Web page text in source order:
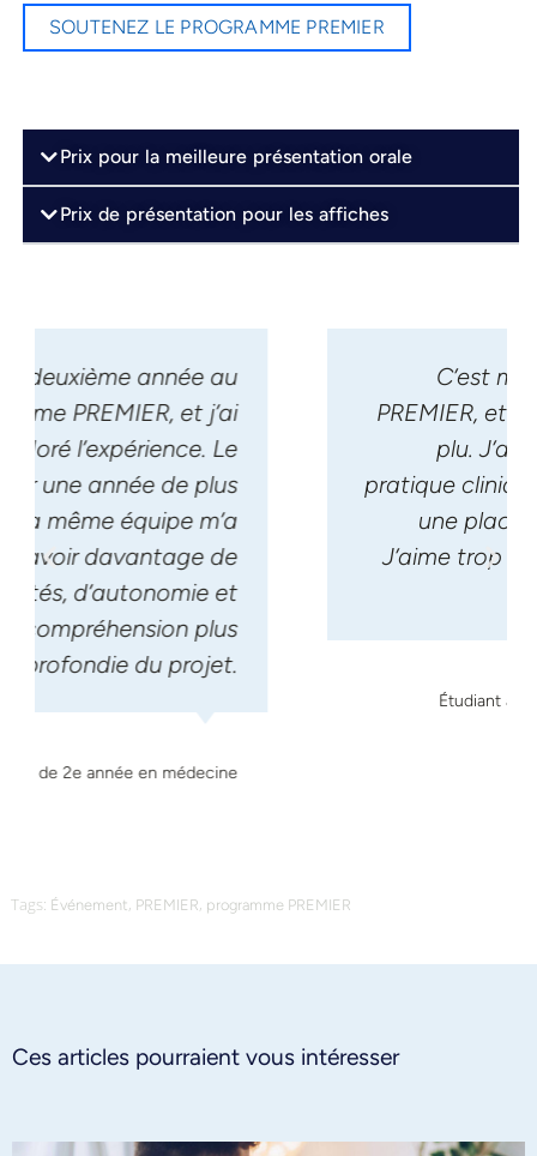
SOUTENEZ LE PROGRAMME PREMIER
Prix pour la meilleure présentation orale
Prix de présentation pour les affiches
C’est mon deuxième stage
PREMIER, et chaque fois, ça m’a
plu. J’aimerais amorcer ma
pratique clinique tout en gardant
une place pour la recherche.
J’aime trop ça pour la laisser de
Étudiant à la maîtrise en ergothérapie
Tags: Événement , PREMIER, programme PREMIER
Ces articles pourraient vous intéresser